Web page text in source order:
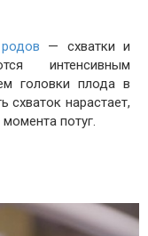
— схватки и
интенсивным
головки плода в
схваток нарастает,
потуг.